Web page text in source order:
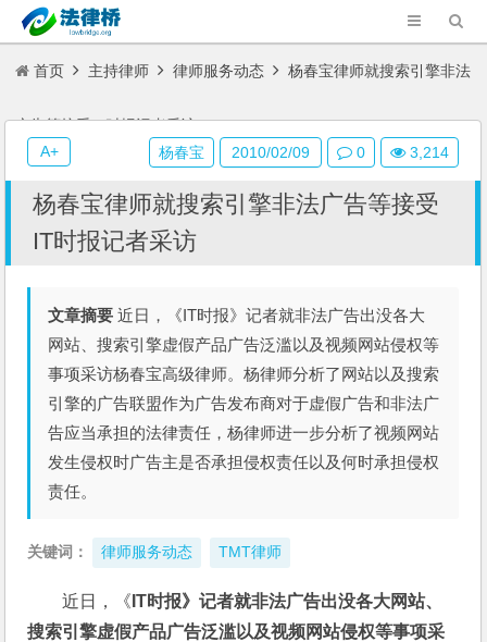
首页 主持律师 律师服务动态 杨春宝律师就搜索引擎非法
广告等接受IT时报记者采访
杨春宝律师就搜索引擎非法广告等接受
IT时报记者采访
文章摘要 近日，《IT时报》记者就非法广告出没各大
网站、搜索引擎虚假产品广告泛滥以及视频网站侵权等
事项采访杨春宝高级律师。杨律师分析了网站以及搜索
引擎的广告联盟作为广告发布商对于虚假广告和非法广
告应当承担的法律责任，杨律师进一步分析了视频网站
发生侵权时广告主是否承担侵权责任以及何时承担侵权
责任。
关键词： 律师服务动态 TMT律师
近日，《 IT时报》记者就非法广告出没各大网站、
搜索引擎虚假产品广告泛滥以及视频网站侵权等事项采
杨春宝 2010/02/09 0 3,214
A+